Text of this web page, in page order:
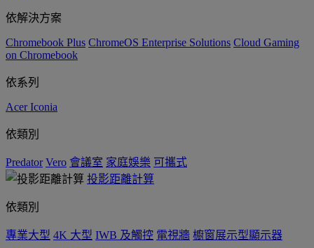
依解決方案
Chromebook Plus ChromeOS Enterprise Solutions Cloud Gaming
on Chromebook
依系列
Acer Iconia
依類別
Predator Vero 會議室 家庭娛樂 可攜式
投影距離計算
依類別
專業大型 4K 大型 IWB 及觸控 電視牆 櫥窗展示型顯示器